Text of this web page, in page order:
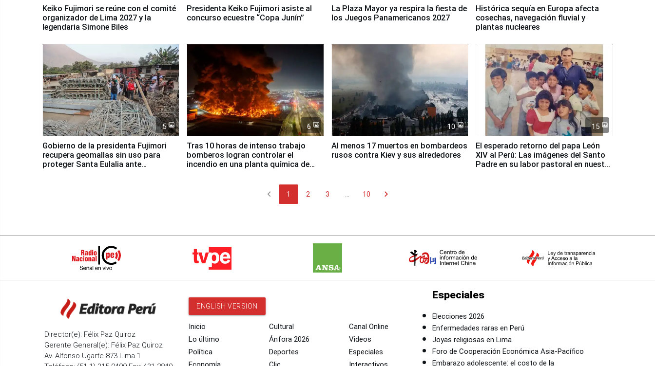
Keiko Fujimori se reúne con el comité
organizador de Lima 2027 y la
legendaria Simone Biles
Presidenta Keiko Fujimori asiste al
concurso ecuestre “Copa Junín”
La Plaza Mayor ya respira la fiesta de
los Juegos Panamericanos 2027
Histórica sequía en Europa afecta
cosechas, navegación fluvial y
plantas nucleares
5
Gobierno de la presidenta Fujimori
recupera geomallas sin uso para
proteger Santa Eulalia ante
6
Tras 10 horas de intenso trabajo
bomberos logran controlar el
incendio en una planta química de
10
Al menos 17 muertos en bombardeos
rusos contra Kiev y sus alrededores
15
El esperado retorno del papa León
XIV al Perú: Las imágenes del Santo
Padre en su labor pastoral en nuestro
chevron_left 1 2 3 ... 10 chevron_right
Director(e): Félix Paz Quiroz
Gerente General(e): Félix Paz Quiroz
Av. Alfonso Ugarte 873 Lima 1
ENGLISH VERSION
Inicio
Lo último
Política
Cultural
Ánfora 2026
Deportes
Canal Online
Videos
Especiales
Especiales
Elecciones 2026
Enfermedades raras en Perú
Joyas religiosas en Lima
Foro de Cooperación Económica Asia-Pacífico
Embarazo adolescente: el costo de la